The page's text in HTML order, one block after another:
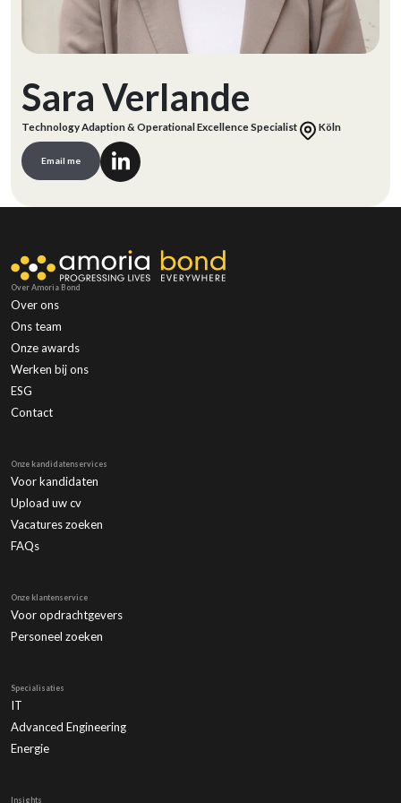
Sara Verlande
Technology Adaption & Operational Excellence Specialist Köln
Email me
Over Amoria Bond
Over ons
Ons team
Onze awards
Werken bij ons
ESG
Contact
Onze kandidatenservices
Voor kandidaten
Upload uw cv
Vacatures zoeken
FAQs
Onze klantenservice
Voor opdrachtgevers
Personeel zoeken
Specialisaties
IT
Advanced Engineering
Energie
Insights